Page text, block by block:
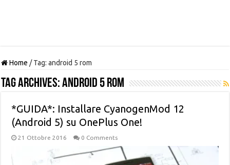
Home / Tag:android 5 rom
Tag Archives:android 5 rom
*GUIDA*: Installare CyanogenMod 12
(Android 5) su OnePlus One!
21 Ottobre 2016 0 Comments